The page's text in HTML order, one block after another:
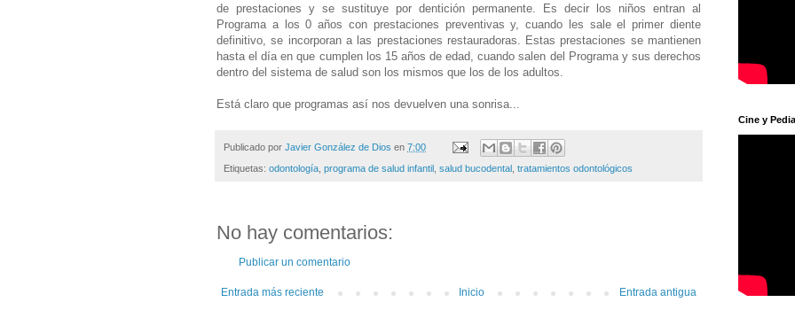
de prestaciones y se sustituye por dentición permanente. Es decir los niños entran al
Programa a los 0 años con prestaciones preventivas y, cuando les sale el primer diente
definitivo, se incorporan a las prestaciones restauradoras. Estas prestaciones se mantienen
hasta el día en que cumplen los 15 años de edad, cuando salen del Programa y sus derechos
dentro del sistema de salud son los mismos que los de los adultos.
Está claro que programas así nos devuelven una sonrisa...
Publicado por Javier González de Dios en 7:00
Etiquetas: odontología programa de salud infantil salud bucodental tratamientos odontológicos
No hay comentarios:
Publicar un comentario
Entrada más reciente Entrada antigua
Inicio
Cine y